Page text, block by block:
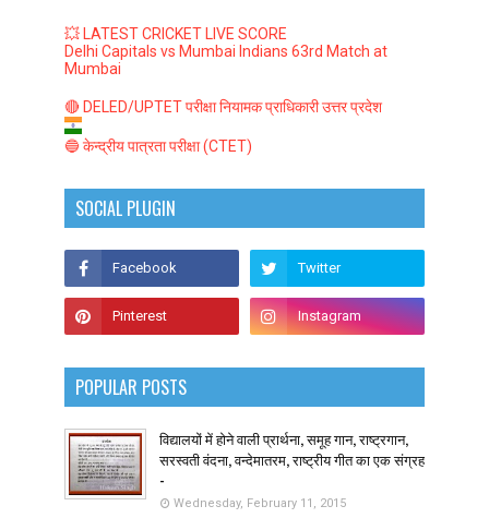
💥 LATEST CRICKET LIVE SCORE
Delhi Capitals vs Mumbai Indians 63rd Match at
Mumbai
🔴 DELED/UPTET परीक्षा नियामक प्राधिकारी उत्तर प्रदेश
🔵 केन्द्रीय पात्रता परीक्षा (CTET)
SOCIAL PLUGIN
POPULAR POSTS
विद्यालयों में होने वाली प्रार्थना, समूह गान, राष्ट्रगान,
सरस्वती वंदना, वन्देमातरम, राष्ट्रीय गीत का एक संग्रह
-
Wednesday, February 11, 2015